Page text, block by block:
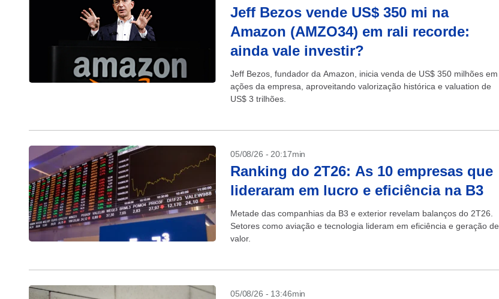
Jeff Bezos vende US$ 350 mi na
Amazon (AMZO34) em rali recorde:
ainda vale investir?
Jeff Bezos, fundador da Amazon, inicia venda de US$ 350 milhões em
ações da empresa, aproveitando valorização histórica e valuation de
US$ 3 trilhões.
05/08/26 - 20:17min
Ranking do 2T26: As 10 empresas que
lideraram em lucro e eficiência na B3
Metade das companhias da B3 e exterior revelam balanços do 2T26.
Setores como aviação e tecnologia lideram em eficiência e geração de
valor.
05/08/26 - 13:46min